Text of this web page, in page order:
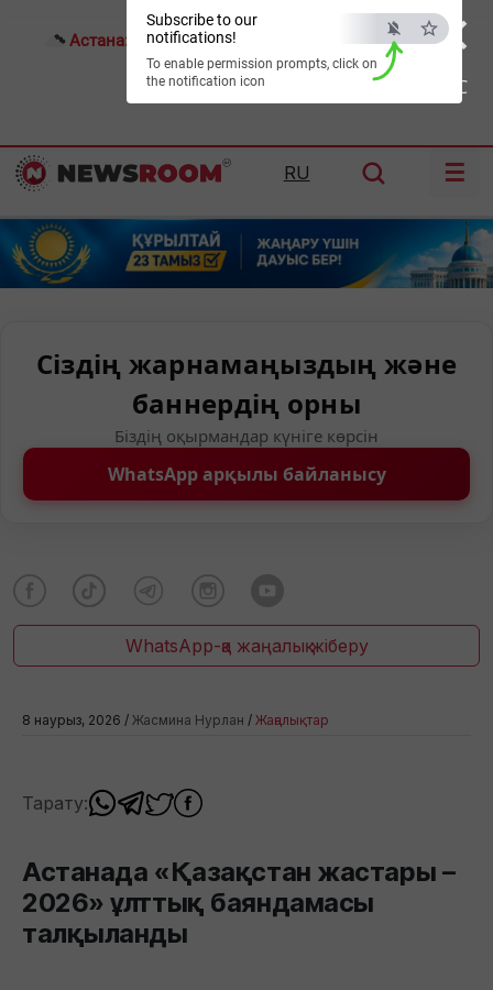
×
ESC
Subscribe to our
notifications!
To enable permission prompts, click on
the notification icon
Астана: 21°C Алматы: Шымкент:30°C
RU ☰
Сіздің жарнамаңыздың және
баннердің орны
Біздің оқырмандар күніге көрсін
WhatsApp арқылы байланысу
WhatsApp-қа жаңалық жіберу
8 наурыз, 2026 / Жасмина Нурлан / Жаңалықтар
Тарату:
Астанада «Қазақстан жастары –
2026» ұлттық баяндамасы
талқыланды